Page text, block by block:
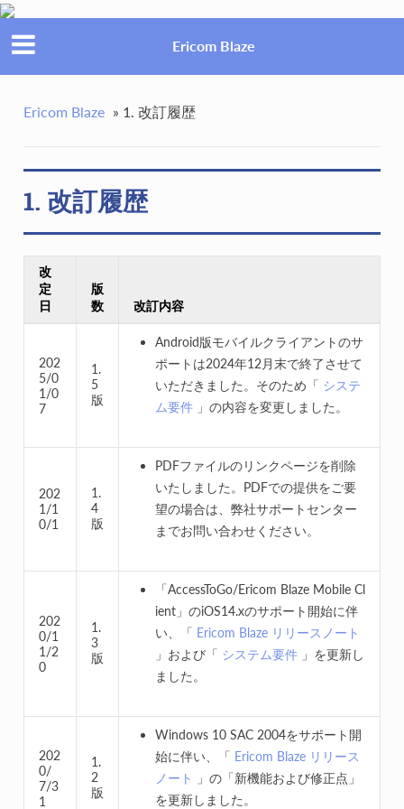
Ericom Blaze
Ericom Blaze » 1. 改訂履歴
1. 改訂履歴
改
定
日
版
数
改訂内容
202
5/0
1/0
7
1.
5
版
Android版モバイルクライアントのサ
ポートは2024年12月末で終了させて
いただきました。そのため「 システ
ム要件」の内容を変更しました。
202
1/1
0/1
1.
4
版
PDFファイルのリンクページを削除
いたしました。PDFでの提供をご要
望の場合は、弊社サポートセンター
までお問い合わせください。
202
0/1
1/2
0
1.
3
版
「AccessToGo/Ericom Blaze Mobile Cl
ient」のiOS14.xのサポート開始に伴
い、「 Ericom Blaze リリースノート
」および「 システム要件」を更新し
ました。
202
0/
7/3
1
1.
2
版
Windows 10 SAC 2004をサポート開
始に伴い、「 Ericom Blaze リリース
ノート
」の「新機能および修正点」
を更新しました。